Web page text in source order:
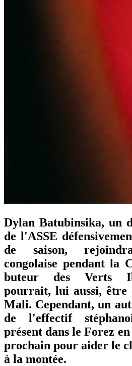
Dylan Batubinsika, un
de l'ASSE
de saison,
congolaise pendant la
buteur des Verts
pourrait, lui aussi, être
Mali. Cependant, un
de l'effectif
présent dans le Forez
prochain pour aider le
à la montée.